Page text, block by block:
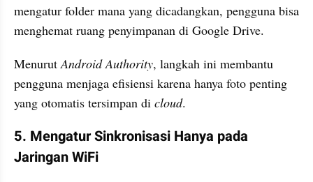
mengatur folder mana yang dicadangkan, pengguna bisa
menghemat ruang penyimpanan di Google Drive.
Menurut Android Authority, langkah ini membantu
pengguna menjaga efisiensi karena hanya foto penting
yang otomatis tersimpan di cloud.
5. Mengatur Sinkronisasi Hanya pada
Jaringan WiFi